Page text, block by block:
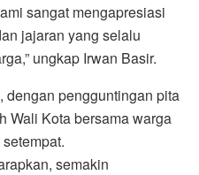
sangat mengapresiasi
jajaran yang selalu
ungkap Irwan Basir.
dengan pengguntingan pita
Wali Kota bersama warga
semakin